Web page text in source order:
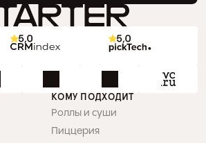
КОМУ ПОДХОДИТ
Роллы и суши
Пиццерия